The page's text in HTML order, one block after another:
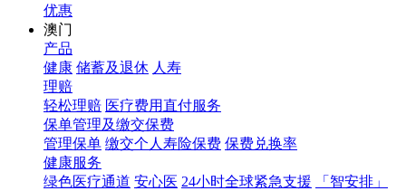
优惠
澳门
产品
健康 储蓄及退休 人寿
理赔
轻松理赔 医疗费用直付服务
保单管理及缴交保费
管理保单 缴交个人寿险保费 保费兑换率
健康服务
绿色医疗通道 安心医 24小时全球紧急支援
「智安排」